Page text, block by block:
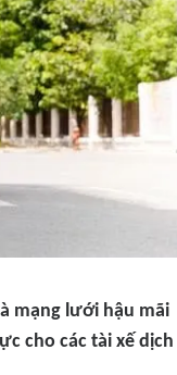
mạng lưới hậu mãi
cho các tài xế dịch